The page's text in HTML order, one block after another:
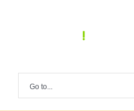
Go to...